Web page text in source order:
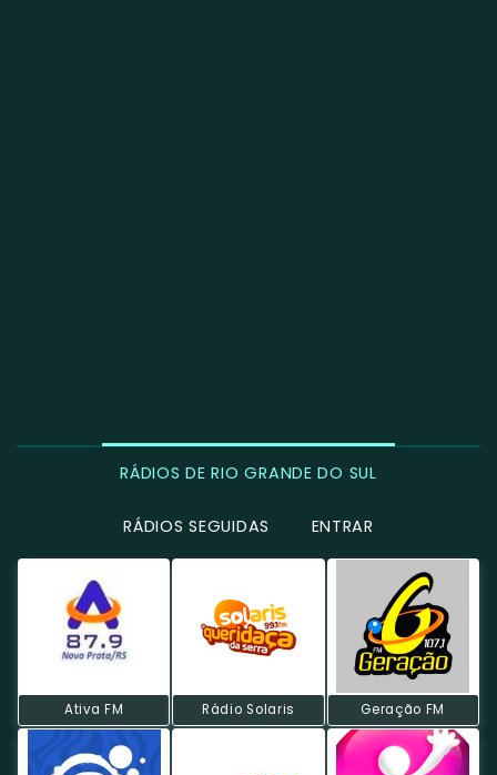
RÁDIOS DE RIO GRANDE DO SUL
RÁDIOS SEGUIDAS ENTRAR
Ativa FM Rádio Solaris Geração FM